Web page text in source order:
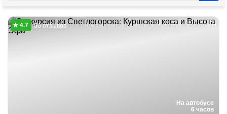
На автобусе
6 часов
66 отзывов